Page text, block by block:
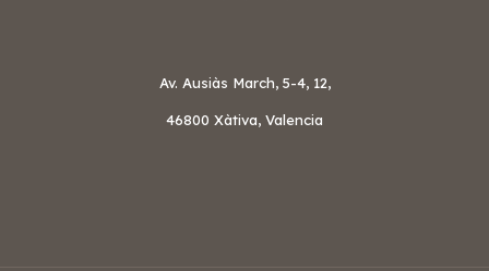
Av. Ausiàs March, 5-4, 12,
46800 Xàtiva, Valencia